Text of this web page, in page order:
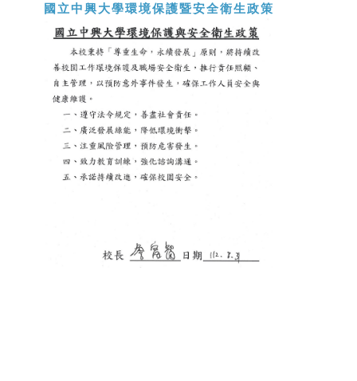
國立中興大學環境保護暨安全衛生政策